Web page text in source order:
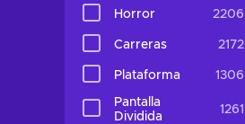
Horror 2206
Carreras 2172
Plataforma 1306
Pantalla
Dividida
1261